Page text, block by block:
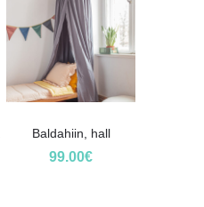
Baldahiin, hall
99.00€